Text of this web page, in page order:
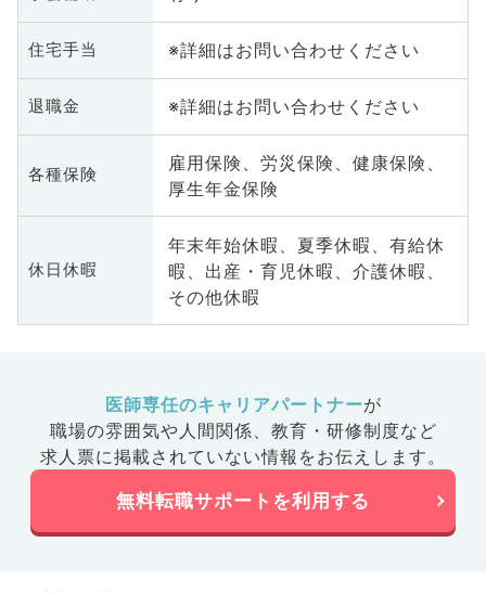
住宅手当 ※詳細はお問い合わせください
退職金 ※詳細はお問い合わせください
各種保険
雇用保険、労災保険、健康保険、
厚生年金保険
休日休暇
年末年始休暇、夏季休暇、有給休
暇、出産・育児休暇、介護休暇、
その他休暇
医師専任のキャリアパートナーが
職場の雰囲気や人間関係、 教育・研修制度など
求人票に掲載されていない情報をお伝えします。
無料転職サポートを利用する